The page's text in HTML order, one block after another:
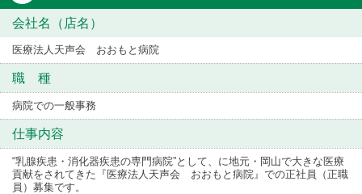
会社名（店名）
医療法人天声会 おおもと病院
職 種
病院での一般事務
仕事内容
“乳腺疾患・消化器疾患の専門病院”として、に地元・岡山で大きな医療
貢献をされてきた『医療法人天声会 おおもと病院』での正社員（正職
員）募集です。